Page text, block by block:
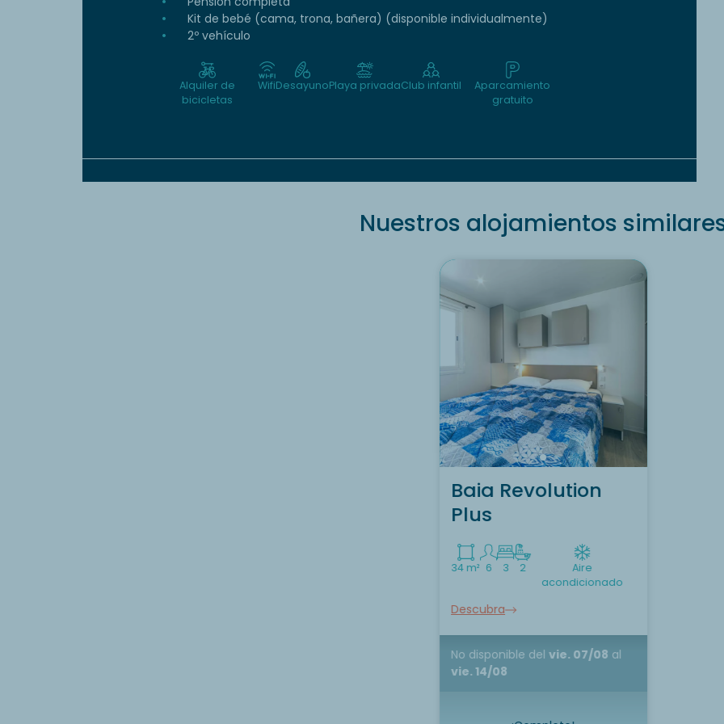
Kit de bebé (cama, trona, bañera) (disponible individualmente)
2º vehículo
Alquiler de
bicicletas
WifiDesayunoPlaya privadaClub infantil
Aparcamiento
gratuito
Nuestros alojamientos
Baia Revolution
Plus
34 m² 6 3 2
Aire
acondicionado
Descubra
No disponible del vie. 07/08 al
vie. 14/08